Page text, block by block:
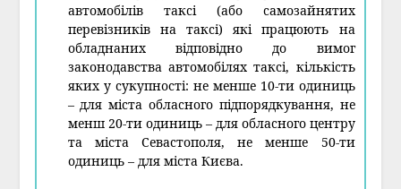
автомобілів таксі (або самозайнятих
перевізників на таксі) які працюють на
обладнаних відповідно до вимог
законодавства автомобілях таксі, кількість
яких у сукупності: не менше 10-ти одиниць
– для міста обласного підпорядкування, не
менш 20-ти одиниць – для обласного центру
та міста Севастополя, не менше 50-ти
одиниць – для міста Києва.